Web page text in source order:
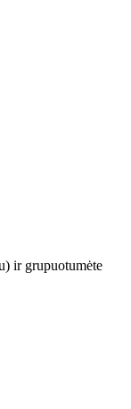
ir grupuotumėte